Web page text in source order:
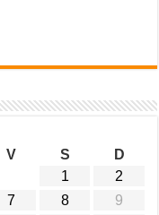
V S
D
1
2
7 8
9